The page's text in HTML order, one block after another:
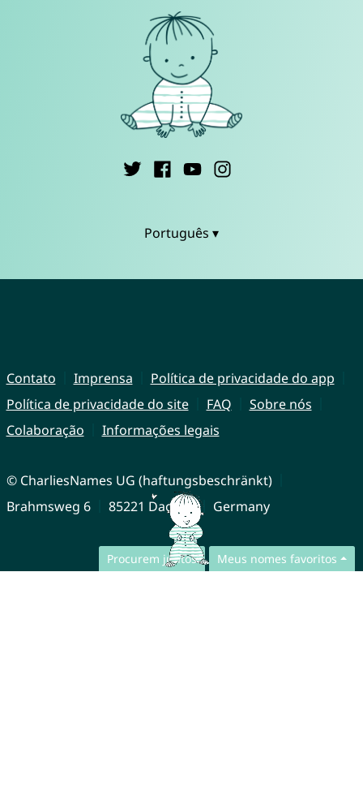
Procurem juntos Meus nomes favoritos
Português ▾
Contato Imprensa
Política de privacidade do app
Política de privacidade do site
FAQ
Sobre nós
Colaboração
Informações legais
© CharliesNames UG (haftungsbeschränkt)
Brahmsweg 6
85221 Dachau Germany